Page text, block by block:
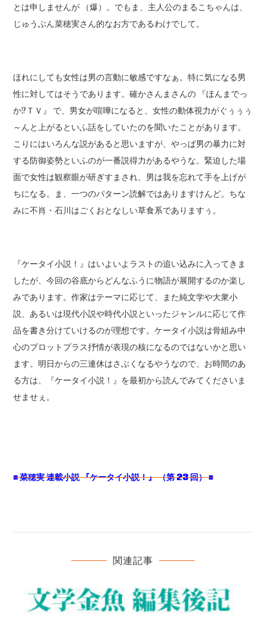
とは申しませんが （爆）。でもま、主人公のまるこちゃんは、
じゅうぶん菜穂実さん的なお方であるわけでして。
ほれにしても女性は男の言動に敏感ですなぁ。特に気になる男
性に対してはそうであります。確かさんまさんの 『ほんまでっ
か!?ＴＶ』 で、男女が喧嘩になると、女性の動体視力がぐぅぅぅ
～んと上がるといふ話をしていたのを聞いたことがあります。
こりにはいろんな説があると思いますが、やっぱ男の暴力に対
する防御姿勢といふのが一番説得力があるやうな。緊迫した場
面で女性は観察眼が研ぎすまされ、男は我を忘れて手を上げが
ちになる。ま、一つのパターン読解ではありますけんど。ちな
みに不肖・石川はごくおとなしい草食系でありますぅ。
『ケータイ小説！』はいよいよラストの追い込みに入ってきま
したが、今回の谷底からどんなふうに物語が展開するのか楽し
みであります。作家はテーマに応じて、また純文学や大衆小
説、あるいは現代小説や時代小説といったジャンルに応じて作
品を書き分けていけるのが理想です。ケータイ小説は骨組み中
心のプロットプラス抒情が表現の核になるのではないかと思い
ます。明日からの三連休はさぶくなるやうなので、お時間のあ
る方は、『ケータイ小説！』を最初から読んでみてくださいま
せませぇ。
■ 菜穂実 連載小説 『ケータイ小説！』 （第 23 回） ■
関連記事